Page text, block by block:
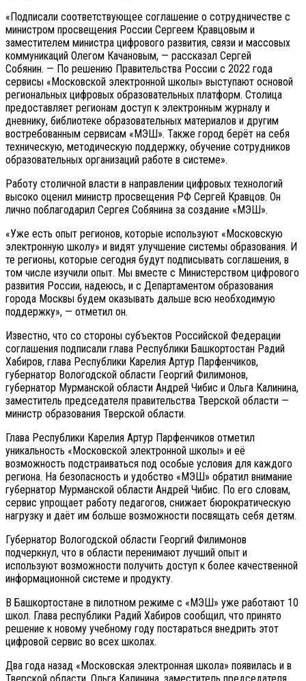
«Подписали соответствующее соглашение о сотрудничестве с
министром просвещения России Сергеем Кравцовым и
заместителем министра цифрового развития, связи и массовых
коммуникаций Олегом Качановым, — рассказал Сергей
Собянин. — По решению Правительства России с 2022 года
сервисы «Московской электронной школы» выступают основой
региональных цифровых образовательных платформ. Столица
предоставляет регионам доступ к электронным журналу и
дневнику, библиотеке образовательных материалов и другим
востребованным сервисам «МЭШ». Также город берёт на себя
техническую, методическую поддержку, обучение сотрудников
образовательных организаций работе в системе».
Работу столичной власти в направлении цифровых технологий
высоко оценил министр просвещения РФ Сергей Кравцов. Он
лично поблагодарил Сергея Собянина за создание «МЭШ».
«Уже есть опыт регионов, которые используют «Московскую
электронную школу» и видят улучшение системы образования. И
те регионы, которые сегодня будут подписывать соглашения, в
том числе изучили опыт. Мы вместе с Министерством цифрового
развития России, надеюсь, и с Департаментом образования
города Москвы будем оказывать дальше всю необходимую
поддержку», — отметил он.
Известно, что со стороны субъектов Российской Федерации
соглашения подписали глава Республики Башкортостан Радий
Хабиров, глава Республики Карелия Артур Парфенчиков,
губернатор Вологодской области Георгий Филимонов,
губернатор Мурманской области Андрей Чибис и Ольга Калинина,
заместитель председателя правительства Тверской области —
министр образования Тверской области.
Глава Республики Карелия Артур Парфенчиков отметил
уникальность «Московской электронной школы» и её
возможность подстраиваться под особые условия для каждого
региона. На безопасность и удобство «МЭШ» обратил внимание
губернатор Мурманской области Андрей Чибис. По его словам,
сервис упрощает работу педагогов, снижает бюрократическую
нагрузку и даёт им больше возможности посвящать себя детям.
Губернатор Вологодской области Георгий Филимонов
подчеркнул, что в области перенимают лучший опыт и
используют возможности получить доступ к более качественной
информационной системе и продукту.
В Башкортостане в пилотном режиме с «МЭШ» уже работают 10
школ. Глава республики Радий Хабиров сообщил, что принято
решение к новому учебному году постараться внедрить этот
цифровой сервис во всех школах.
Два года назад «Московская электронная школа» появилась и в